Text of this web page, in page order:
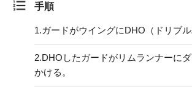
手順
1.ガードがウイングにDHO（ドリブル
2.DHOしたガードがリムランナーに
かける。